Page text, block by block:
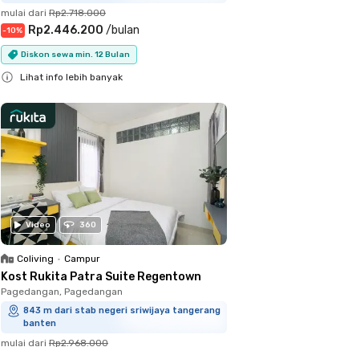
mulai dari Rp2.718.000
-10% Rp2.446.200 /bulan
Diskon sewa min. 12 Bulan
Lihat info lebih banyak
Video 360
Coliving • Campur
Kost Rukita Patra Suite Regentown
Pagedangan, Pagedangan
843 m dari stab negeri sriwijaya tangerang
banten
mulai dari Rp2.968.000